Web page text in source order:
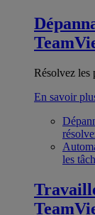
Résolvez les
En savoir
les